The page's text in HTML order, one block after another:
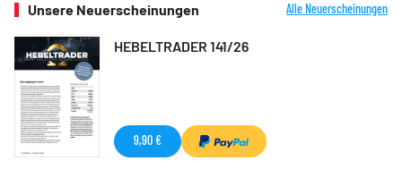
Unsere Neuerscheinungen Alle Neuerscheinungen
HEBELTRADER 141/26
9,90 €